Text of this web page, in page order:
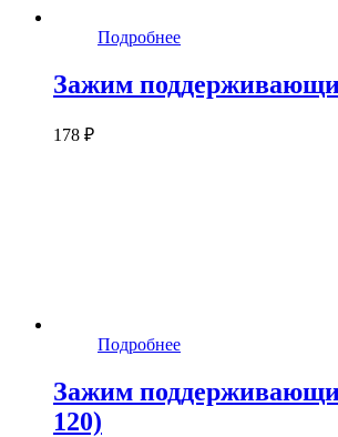
Подробнее
Зажим
178 ₽
Подробнее
Зажим
120)